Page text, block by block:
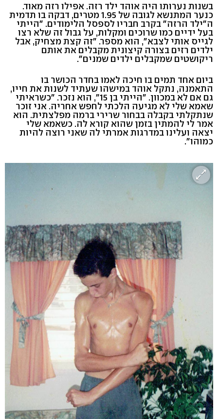
בשנות נערותו היה אוהד ילד רזה. אפילו רזה מאוד.
כנער המתנשא לגובה של 1.95 מטרים, דבקה בו תדמית
ה"ילד הרזה" בקרב חבריו לספסל הלימודים. "הייתי
בעל ידיים כמו שרוכים ומקלות, על גבול זה שלא רצו
לגייס אותי לצבא", הוא מספר. "זה קצת מצחיק, אבל
ילדים רזים בצורה קיצונית מקבלים את אותם
ריקושטים שמקבלים ילדים שמנים".
ביום אחד תמים בו חיכה לאמו בחדר הכושר בו
התאמנה, נתקל אוהד במישהו שעתיד לשנות את חייו,
גם אם לא במכוון. "הייתי בן 15", הוא נזכר. "כשראיתי
שאמא שלי לא מגיעה הלכתי לחפש אחריה. אני זוכר
שנתקלתי בקבלה בבחור שרירי ברמה מפלצתית. הוא
אמר לי להמתין בזמן שהוא קורא לה. כשאמא שלי
יצאה ועלינו במדרגות אמרתי לה שאני רוצה להיות
כמוהו".